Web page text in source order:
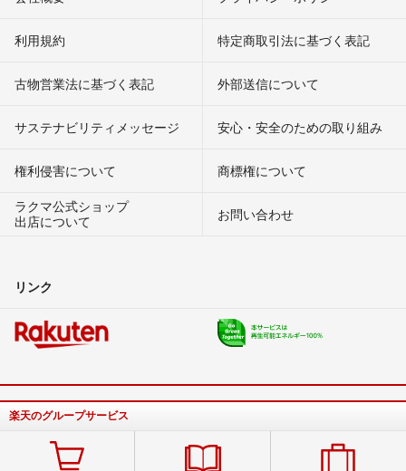
利用規約 特定商取引法に基づく表記
古物営業法に基づく表記 外部送信について
サステナビリティメッセージ 安心・安全のための取り組み
権利侵害について
商標権について
ラクマ公式ショップ
出店について
お問い合わせ
リンク
楽天のグループサービス